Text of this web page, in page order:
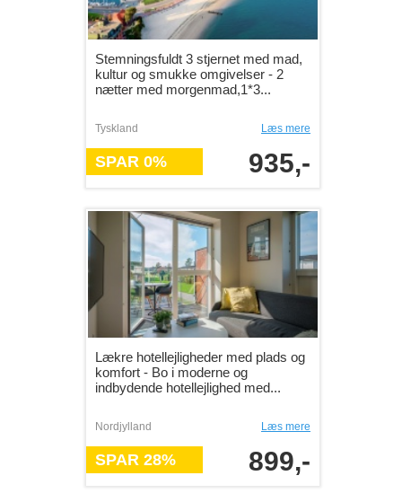
Stemningsfuldt 3 stjernet med mad,
kultur og smukke omgivelser - 2
nætter med morgenmad,1*3...
Tyskland Læs mere
SPAR 0% 935,-
Lækre hotellejligheder med plads og
komfort - Bo i moderne og
indbydende hotellejlighed med...
Nordjylland Læs mere
SPAR 28% 899,-